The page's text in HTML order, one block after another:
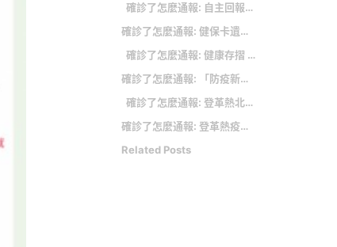
確診了怎麼通報: 自主回報系統填什麼？小心，填錯了領不到保險！
確診了怎麼通報: 健保卡遺失、毀損可免臨櫃 健保署：手機即可補辦
確診了怎麼通報: 健康存摺 使用人數破700萬
確診了怎麼通報: 「防疫新制度」須符合中重症條件，才可通報法定傳染病
確診了怎麼通報: 登革熱北擴延燒！momo購物網「除蟲大作戰」集結千款商品下殺3折起
確診了怎麼通報: 登革熱疫情煞不住 羅一鈞：至少要觀察到9月中旬
Related Posts